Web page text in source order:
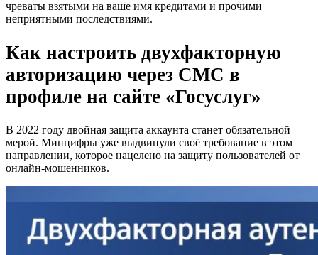
чреваты взятыми на ваше имя кредитами и прочими
неприятными последствиями.
Как настроить двухфакторную
авторизацию через СМС в
профиле на сайте «Госуслуг»
В 2022 году двойная защита аккаунта станет обязательной
мерой. Минцифры уже выдвинули своё требование в этом
направлении, которое нацелено на защиту пользователей от
онлайн-мошенников.